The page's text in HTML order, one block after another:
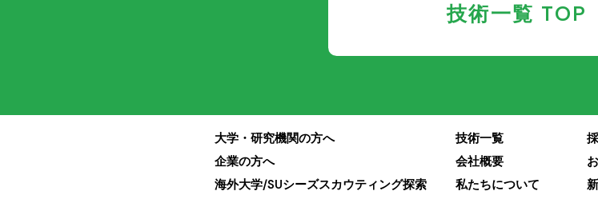
技術一覧 TOP
大学・研究機関の方へ
企業の方へ
海外大学/SUシーズスカウティング探索
技術一覧
会社概要
私たちについて